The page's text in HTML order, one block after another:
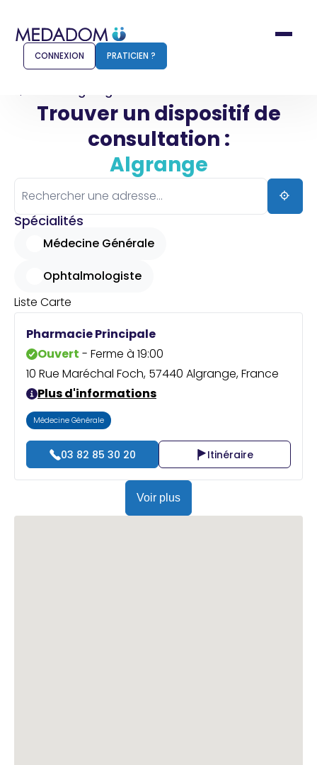
Comment ça marche ?
Pharmacien
Connexion
Praticien ?
CONNEXION PRATICIEN ?
Algrange
Trouver un dispositif de
consultation :
Algrange
Spécialités
Médecine Générale
Ophtalmologiste
Liste Carte
Pharmacie Principale
Ouvert - Ferme à 19:00
10 Rue Maréchal Foch, 57440 Algrange, France
Plus d'informations
Médecine Générale
03 82 85 30 20 Itinéraire
Voir plus